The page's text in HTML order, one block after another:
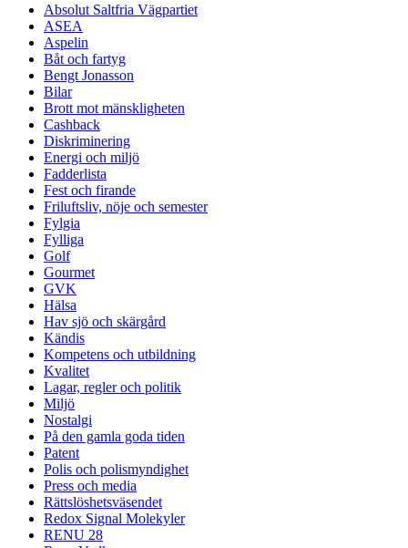
Absolut Saltfria Vägpartiet
ASEA
Aspelin
Båt och fartyg
Bengt Jonasson
Bilar
Brott mot mänskligheten
Cashback
Diskriminering
Energi och miljö
Fadderlista
Fest och firande
Friluftsliv, nöje och semester
Fylgia
Fylliga
Golf
Gourmet
GVK
Hälsa
Hav sjö och skärgård
Kändis
Kompetens och utbildning
Kvalitet
Lagar, regler och politik
Miljö
Nostalgi
På den gamla goda tiden
Patent
Polis och polismyndighet
Press och media
Rättslöshetsväsendet
Redox Signal Molekyler
RENU 28